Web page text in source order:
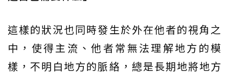
這樣的狀況也同時發生於外在他者的視角之
中，使得主流、他者常無法理解地方的模
樣，不明白地方的脈絡，總是長期地將地方